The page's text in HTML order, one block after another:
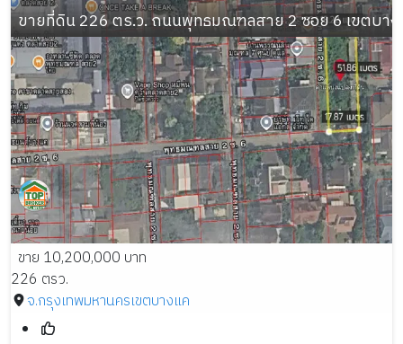
ขายที่ดิน 226 ตร.ว. ถนนพุทธมณฑลสาย 2 ซอย 6 เขตบา
ขาย 10,200,000 บาท
226 ตรว.
จ.กรุงเทพมหานครเขตบางแค